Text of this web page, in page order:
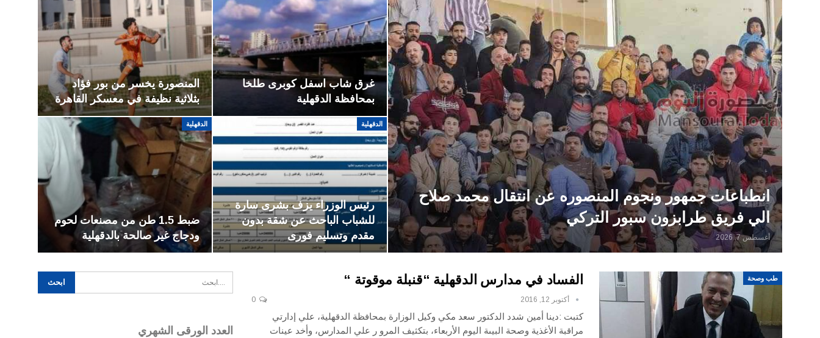
انطباعات جمهور ونجوم المنصوره عن انتقال محمد صلاح
الي فريق طرابزون سبور التركي
أغسطس 7, 2026
غرق شاب اسفل كوبرى طلخا
بمحافظة الدقهلية
المنصورة يخسر من بور فؤاد
بثلاثية نظيفة في معسكر القاهرة
الدقهلية
رئيس الوزراء يزف بشرى سارة
للشباب الباحث عن شقة بدون
مقدم وتسليم فورى
الدقهلية
ضبط 1.5 طن من مصنعات لحوم
ودجاج غير صالحة بالدقهلية
طب وصحة الفساد في مدارس الدقهلية “قنبلة موقوتة “
أكتوبر 12, 2016
كتبت :دينا أمين شدد الدكتور سعد مكي وكيل الوزارة بمحافظة الدقهلية، علي إدارتي
مراقبة الأغذية وصحة البيىة اليوم الأربعاء، بتكثيف المرو ر علي المدارس، وأخد عينات
العدد الورقى الشهري